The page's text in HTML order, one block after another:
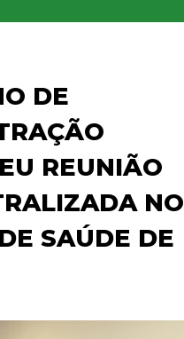
DE
REUNIÃO
NO
SAÚDE DE